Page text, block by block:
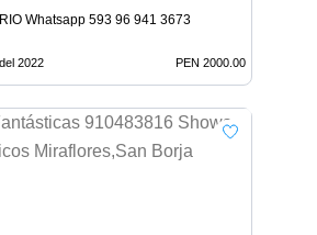
Whatsapp 593 96 941 3673
2022 PEN 2000.00